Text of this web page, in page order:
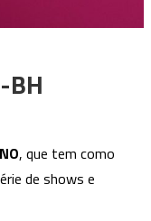
BH
, que tem como
de shows e